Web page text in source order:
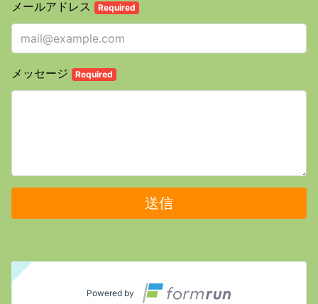
メールアドレス Required
メッセージ Required
送信
Powered by